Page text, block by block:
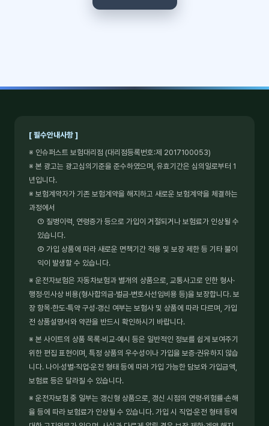
[ 필수안내사항 ]
※ 인슈퍼스트 보험대리점 (대리점등록번호:제 2017100053)
※ 본 광고는 광고심의기준을 준수하였으며, 유효기간은 심의일로부터 1
년입니다.
※ 보험계약자가 기존 보험계약을 해지하고 새로운 보험계약을 체결하는
과정에서
① 질병이력, 연령증가 등으로 가입이 거절되거나 보험료가 인상될 수
있습니다.
② 가입 상품에 따라 새로운 면책기간 적용 및 보장 제한 등 기타 불이
익이 발생할 수 있습니다.
※ 운전자보험은 자동차보험과 별개의 상품으로, 교통사고로 인한 형사·
행정·민사상 비용(형사합의금·벌금·변호사선임비용 등)을 보장합니다. 보
장 항목·한도·특약 구성·갱신 여부는 보험사 및 상품에 따라 다르며, 가입
전 상품설명서와 약관을 반드시 확인하시기 바랍니다.
※ 본 사이트의 상품 목록·비교·예시 등은 일반적인 정보를 쉽게 보여주기
위한 편집 표현이며, 특정 상품의 우수성이나 가입을 보증·권유하지 않습
니다. 나이·성별·직업·운전 형태 등에 따라 가입 가능한 담보와 가입금액,
보험료 등은 달라질 수 있습니다.
※ 운전자보험 중 일부는 갱신형 상품으로, 갱신 시점의 연령·위험률·손해
율 등에 따라 보험료가 인상될 수 있습니다. 가입 시 직업·운전 형태 등에